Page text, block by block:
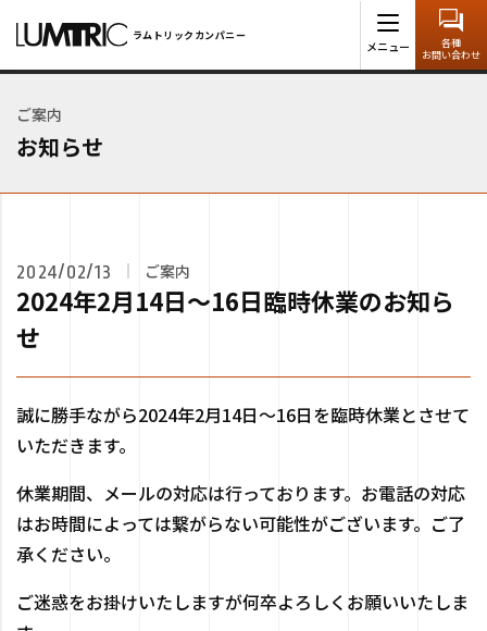
ラムトリックカンパニー
メニュー
各種
お問い合わせ
ラムトリックカンパニー
2024年2月14日～16日臨
時休業のお知らせ
ご案内
お知らせ
2024/02/13 ご案内
2024年2月14日～16日臨時休業のお知ら
せ
誠に勝手ながら2024年2月14日～16日を臨時休業とさせて
いただきます。
休業期間、メールの対応は行っております。お電話の対応
はお時間によっては繋がらない可能性がございます。ご了
承ください。
ご迷惑をお掛けいたしますが何卒よろしくお願いいたしま